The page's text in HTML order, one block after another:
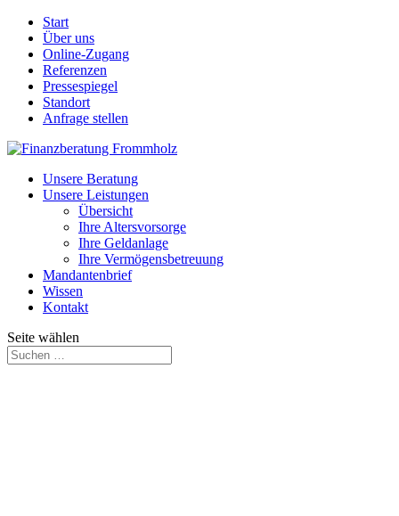
Start
Über uns
Online-Zugang
Referenzen
Pressespiegel
Standort
Anfrage stellen
Unsere Beratung
Unsere Leistungen
Übersicht
Ihre Altersvorsorge
Ihre Geldanlage
Ihre Vermögensbetreuung
Mandantenbrief
Wissen
Kontakt
Seite wählen